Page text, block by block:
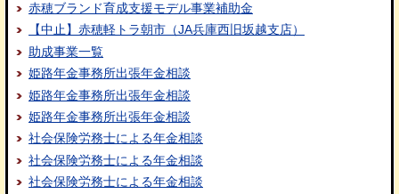
赤穂ブランド育成支援モデル事業補助金
【中止】赤穂軽トラ朝市（JA兵庫西旧坂越支店）
助成事業一覧
姫路年金事務所出張年金相談
姫路年金事務所出張年金相談
姫路年金事務所出張年金相談
社会保険労務士による年金相談
社会保険労務士による年金相談
社会保険労務士による年金相談